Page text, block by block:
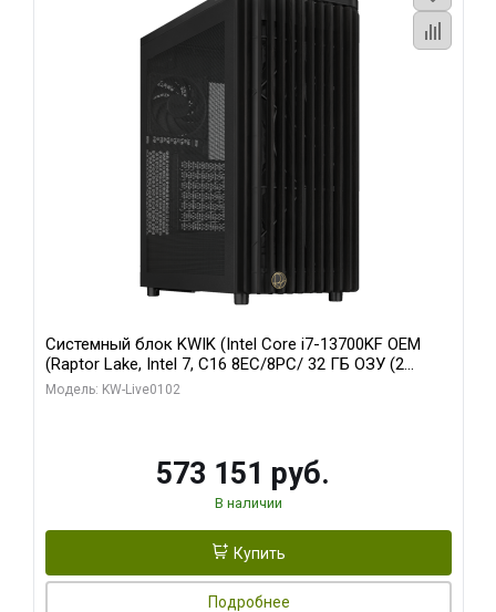
Системный блок KWIK (Intel Core i7-13700KF OEM
(Raptor Lake, Intel 7, C16 8EC/8PC/ 32 ГБ ОЗУ (2
модуля)/ Afox RTX4090 24GB GDDR6X 384-Bit 3xDP
Модель: KW-Live0102
573 151 руб.
В наличии
Купить
Подробнее